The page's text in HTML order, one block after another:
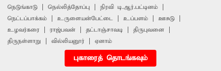
நெடுங்காடு
நெல்லித்தோப்பு
நிரவி டி.ஆர்.பட்டினம்
நெட்டப்பாக்கம்
உருளையன்பேட்டை உப்பளம்
ஊசுடு
உழவர்கரை
ராஜ்பவன் தட்டாஞ்சாவடி
திருபுவனை
திருநள்ளாறு
வில்லியனூர் ஏனாம்
புகாரைத் தொடங்கவும்